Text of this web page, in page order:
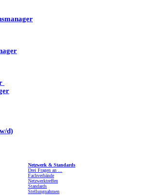
d)
Netzwerk & Standards
Drei Fragen an ...
Fachverbände
Netzwerktreffen
Standards
Stellungnahmen